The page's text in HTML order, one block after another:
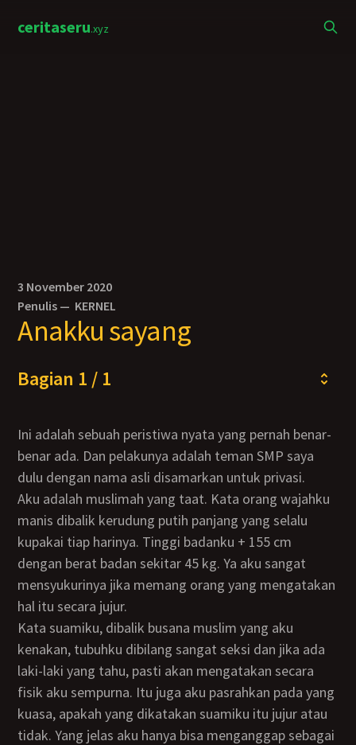
ceritaseru.xyz
3 November 2020
Penulis — KERNEL
Anakku sayang
Bagian 1 / 1
Ini adalah sebuah peristiwa nyata yang pernah benar-
benar ada. Dan pelakunya adalah teman SMP saya
dulu dengan nama asli disamarkan untuk privasi.
Aku adalah muslimah yang taat. Kata orang wajahku
manis dibalik kerudung putih panjang yang selalu
kupakai tiap harinya. Tinggi badanku + 155 cm
dengan berat badan sekitar 45 kg. Ya aku sangat
mensyukurinya jika memang orang yang mengatakan
hal itu secara jujur.
Kata suamiku, dibalik busana muslim yang aku
kenakan, tubuhku dibilang sangat seksi dan jika ada
laki-laki yang tahu, pasti akan mengatakan secara
fisik aku sempurna. Itu juga aku pasrahkan pada yang
kuasa, apakah yang dikatakan suamiku itu jujur atau
tidak. Yang jelas aku hanya bisa menganggap sebagai